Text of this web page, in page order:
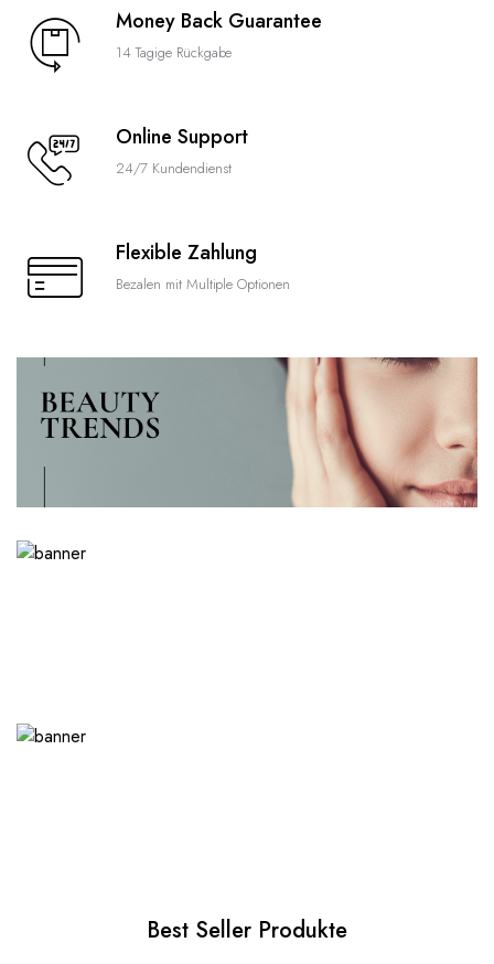
Money Back Guarantee
14 Tagige Rückgabe
Online Support
24/7 Kundendienst
Flexible Zahlung
Bezalen mit Multiple Optionen
Best Seller Produkte